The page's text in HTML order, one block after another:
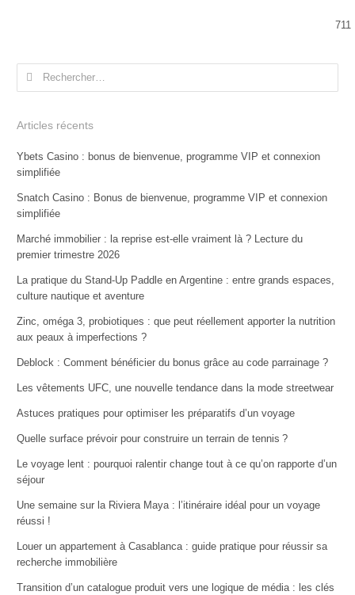
711
Rechercher :
Articles récents
Ybets Casino : bonus de bienvenue, programme VIP et connexion
simplifiée
Snatch Casino : Bonus de bienvenue, programme VIP et connexion
simplifiée
Marché immobilier : la reprise est-elle vraiment là ? Lecture du
premier trimestre 2026
La pratique du Stand-Up Paddle en Argentine : entre grands espaces,
culture nautique et aventure
Zinc, oméga 3, probiotiques : que peut réellement apporter la nutrition
aux peaux à imperfections ?
Deblock : Comment bénéficier du bonus grâce au code parrainage ?
Les vêtements UFC, une nouvelle tendance dans la mode streetwear
Astuces pratiques pour optimiser les préparatifs d’un voyage
Quelle surface prévoir pour construire un terrain de tennis ?
Le voyage lent : pourquoi ralentir change tout à ce qu’on rapporte d’un
séjour
Une semaine sur la Riviera Maya : l’itinéraire idéal pour un voyage
réussi !
Louer un appartement à Casablanca : guide pratique pour réussir sa
recherche immobilière
Transition d’un catalogue produit vers une logique de média : les clés